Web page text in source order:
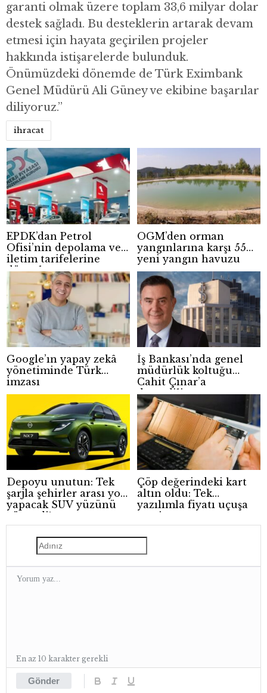
garanti olmak üzere toplam 33,6 milyar dolar
destek sağladı. Bu desteklerin artarak devam
etmesi için hayata geçirilen projeler
hakkında istişarelerde bulunduk.
Önümüzdeki dönemde de Türk Eximbank
Genel Müdürü Ali Güney ve ekibine başarılar
diliyoruz.”
ihracat
EPDK’dan Petrol
Ofisi’nin depolama ve
iletim tarifelerine
düzenleme
OGM’den orman
yangınlarına karşı 55
yeni yangın havuzu
Google’ın yapay zekâ
yönetiminde Türk
imzası
İş Bankası’nda genel
müdürlük koltuğu
Cahit Çınar’a
devrediliyor
Depoyu unutun: Tek
şarjla şehirler arası yol
yapacak SUV yüzünü
gösterdi!
Çöp değerindeki kart
altın oldu: Tek
yazılımla fiyatı uçuşa
geçti
Gönder
En az 10 karakter gerekli